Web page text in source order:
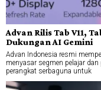
Advan Rilis Tab V11,
Dukungan AI Gemini
Advan Indonesia resmi
menyasar segmen pelajar
perangkat serbaguna untuk